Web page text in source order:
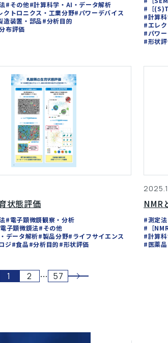
#その他#計算科学・AI・データ解析
クトロニクス・工業分野#パワーデバイス
造装置・部品#分析目的
布評価
#［
#計算
#エレ
#パワ
#形状
状態評価
#電子顕微鏡観察・分析
子顕微鏡法#その他
データ解析#製品分野#ライフサイエンス
ジ#食品#分析目的#形状評価
NMR
#測定
#［
#計算
#医薬品
1 2 … 57